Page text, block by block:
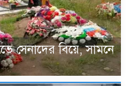
সেনাদের বিয়ে, সামনে